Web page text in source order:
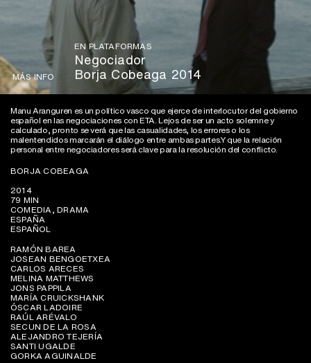
EN PLATAFORMAS
Negociador
Borja Cobeaga 2014
MÁS INFO
BORJA COBEAGA
2014
79 MIN
COMEDIA, DRAMA
ESPAÑA
ESPAÑOL
RAMÓN BAREA
JOSEAN BENGOETXEA
CARLOS ARECES
MELINA MATTHEWS
JONS PAPPILA
MARÍA CRUICKSHANK
ÓSCAR LADOIRE
RAÚL ARÉVALO
SECUN DE LA ROSA
ALEJANDRO TEJERÍA
SANTI UGALDE
GORKA AGUINALDE
Manu Aranguren es un político vasco que ejerce de interlocutor del gobierno
español en las negociaciones con ETA. Lejos de ser un acto solemne y
calculado, pronto se verá que las casualidades, los errores o los
malentendidos marcarán el diálogo entre ambas partes.Y que la relación
personal entre negociadores será clave para la resolución del conflicto.